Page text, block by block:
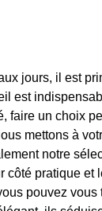
jours, il est
est
faire un choix
mettons à
notre
côté pratique et
pouvez vous